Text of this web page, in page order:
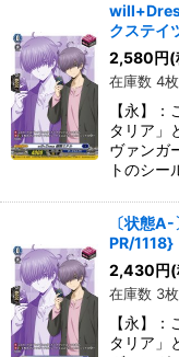
クステイ
2,580円(
在庫数 4枚
【永】
タリア」
ヴァンガ
トのシー
〔状態
PR/1118}
2,430円
在庫数 3枚
【永】
タリア」